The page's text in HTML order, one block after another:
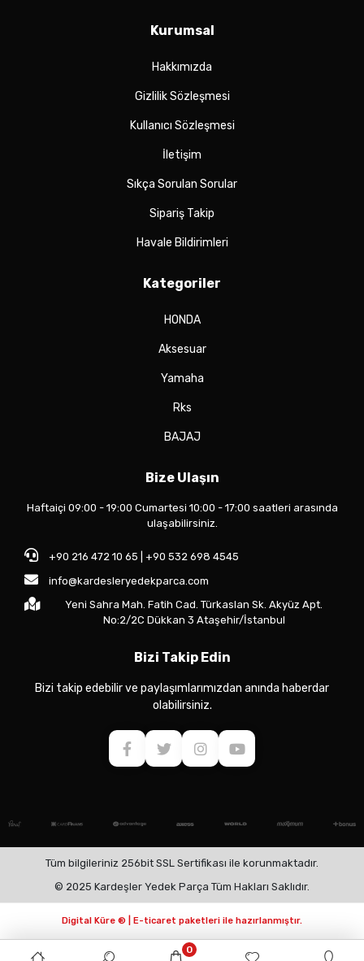
Kurumsal
Hakkımızda
Gizlilik Sözleşmesi
Kullanıcı Sözleşmesi
İletişim
Sıkça Sorulan Sorular
Sipariş Takip
Havale Bildirimleri
Kategoriler
HONDA
Aksesuar
Yamaha
Rks
BAJAJ
Bize Ulaşın
Haftaiçi 09:00 - 19:00 Cumartesi 10:00 - 17:00 saatleri arasında
ulaşabilirsiniz.
+90 216 472 10 65 | +90 532 698 4545
info@kardesleryedekparca.com
Yeni Sahra Mah. Fatih Cad. Türkaslan Sk. Akyüz Apt.
No:2/2C Dükkan 3 Ataşehir/İstanbul
Bizi Takip Edin
Bizi takip edebilir ve paylaşımlarımızdan anında haberdar
olabilirsiniz.
Tüm bilgileriniz 256bit SSL Sertifikası ile korunmaktadır.
© 2025 Kardeşler Yedek Parça Tüm Hakları Saklıdır.
0
Digital Küre ® | E-ticaret paketleri ile hazırlanmıştır.